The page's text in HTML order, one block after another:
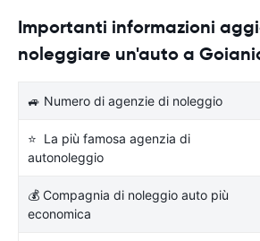
Importanti informazioni
noleggiare un'auto a
🚙 Numero di agenzie di noleggio
⭐ La più famosa agenzia di
autonoleggio
💰 Compagnia di noleggio auto più
economica